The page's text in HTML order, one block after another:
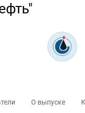
О выпуске